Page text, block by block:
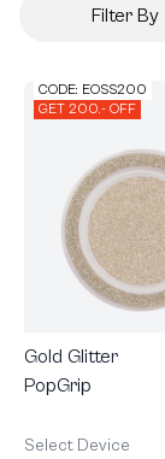
Filter By
CODE: EOSS200
GET 200.- OFF
Gold Glitter
PopGrip
Select Device